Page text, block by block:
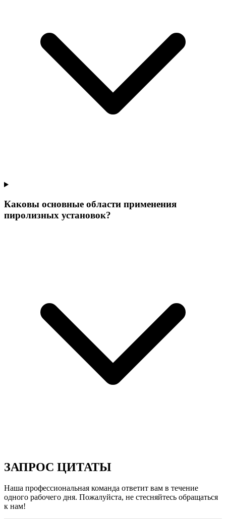
Каковы основные области применения
пиролизных установок?
ЗАПРОС ЦИТАТЫ
Наша профессиональная команда ответит вам в течение
одного рабочего дня. Пожалуйста, не стесняйтесь обращаться
к нам!